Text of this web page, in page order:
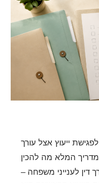
ייעוץ אצל עורך
המלא מה להכין
דין לענייני משפחה –